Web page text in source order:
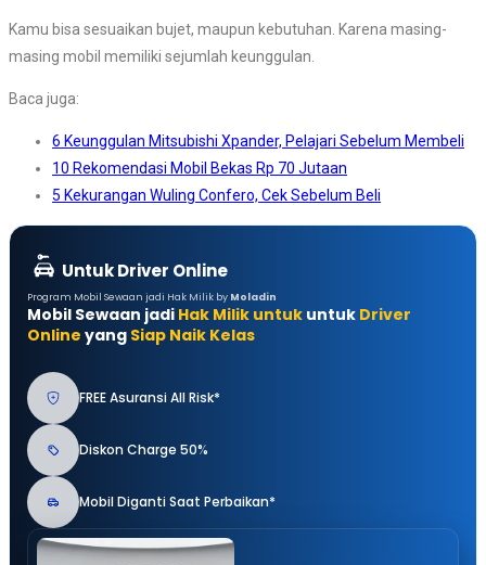
Kamu bisa sesuaikan bujet, maupun kebutuhan. Karena masing-
masing mobil memiliki sejumlah keunggulan.
Baca juga:
6 Keunggulan Mitsubishi Xpander, Pelajari Sebelum Membeli
10 Rekomendasi Mobil Bekas Rp 70 Jutaan
5 Kekurangan Wuling Confero, Cek Sebelum Beli
Untuk Driver Online
Program Mobil Sewaan jadi Hak Milik by Moladin
Mobil Sewaan jadi Hak Milik untuk untuk Driver
Online yang Siap Naik Kelas
FREE Asuransi All Risk*
Diskon Charge 50%
Mobil Diganti Saat Perbaikan*